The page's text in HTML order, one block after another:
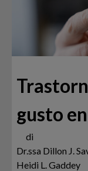
gusto
di
Dr.ssa Dillon J.
Heidi L. Gaddey